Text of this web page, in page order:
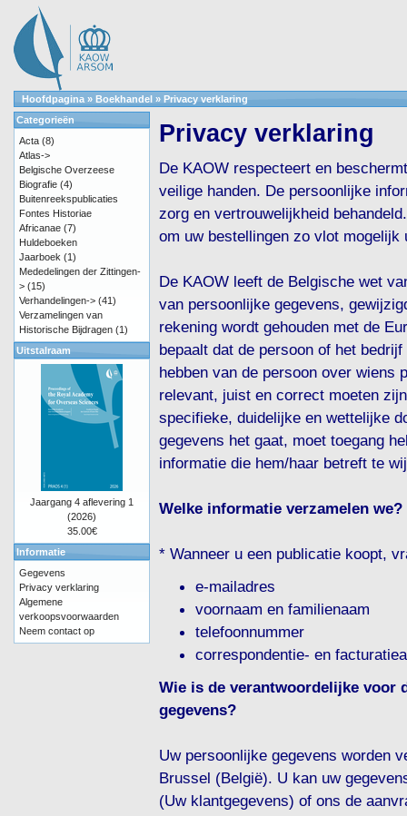
Hoofdpagina » Boekhandel » Privacy verklaring
Privacy verklaring
De KAOW respecteert en
veilige handen. De persoonlijke
zorg en vertrouwelijkheid
om uw bestellingen zo vlot mogelijk
De KAOW leeft de Belgische wet
van persoonlijke gegevens,
rekening wordt gehouden met de
bepaalt dat de persoon of het
hebben van de persoon over wiens
relevant, juist en correct moeten
specifieke, duidelijke en wettelijke
gegevens het gaat, moet toegang
informatie die hem/haar betreft te
Welke informatie verzamelen
* Wanneer u een publicatie koopt,
e-mailadres
voornaam en familienaam
telefoonnummer
correspondentie- en
Wie is de verantwoordelijke voor
gegevens?
Uw persoonlijke gegevens worden
Brussel (België). U kan uw
(Uw klantgegevens) of ons de
Categorieën
Acta (8)
Atlas->
Belgische Overzeese
Biografie (4)
Buitenreekspublicaties
Fontes Historiae
Africanae (7)
Huldeboeken
Jaarboek (1)
Mededelingen der Zittingen-
> (15)
Verhandelingen-> (41)
Verzamelingen van
Historische Bijdragen (1)
Uitstalraam
Jaargang 4 aflevering 1
(2026)
35.00€
Informatie
Gegevens
Privacy verklaring
Algemene
verkoopsvoorwaarden
Neem contact op